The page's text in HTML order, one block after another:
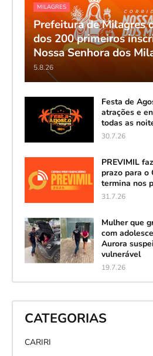
MILAGRES
Prefeitura de Milagres
dos 200 primeiros
Nossa Senhora dos
5.8.26
Festa de
atrações e
todas as
30.7.26
PREVIMIL
prazo para o
termina nos
31.7.26
Mulher que
com
Aurora
vulnerável
19.7.26
CATEGORIAS
CARIRI